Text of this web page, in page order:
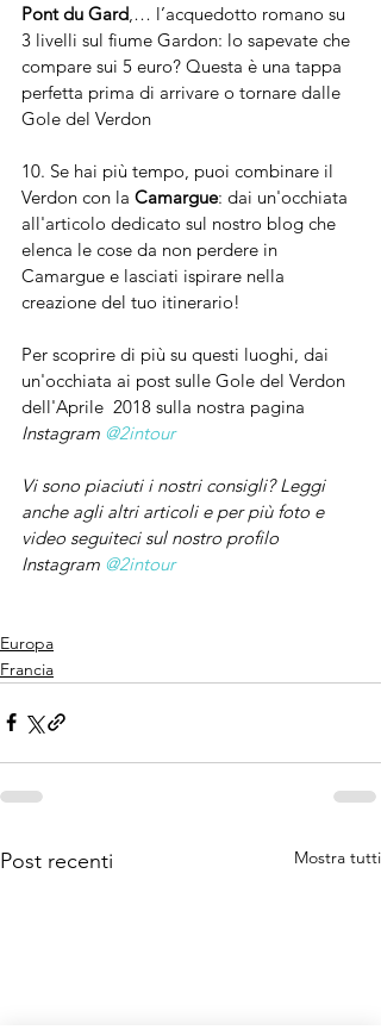
Pont du Gard ,… l’acquedotto romano su
3 livelli sul fiume Gardon: lo sapevate che
compare sui 5 euro? Questa è una tappa
perfetta prima di arrivare o tornare dalle
Gole del Verdon
10. Se hai più tempo, puoi combinare il
Verdon con la Camargue: dai un'occhiata
all'articolo dedicato sul nostro blog che
elenca le cose da non perdere in
Camargue e lasciati ispirare nella
creazione del tuo itinerario!
Per scoprire di più su questi luoghi, dai
un'occhiata ai post sulle Gole del Verdon
dell'Aprile  2018 sulla nostra pagina
Instagram @2intour
Vi sono piaciuti i nostri consigli? Leggi
anche agli altri articoli e per più foto e
video seguiteci sul nostro profilo
Instagram @2intour
Europa
Francia
Post recenti Mostra tutti